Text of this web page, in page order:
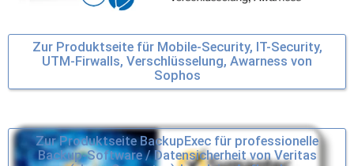
Zur Produktseite für Mobile-Security, IT-Security,
UTM-Firwalls, Verschlüsselung, Awarness von
Sophos
Zur Produktseite BackupExec für professionelle
Backup-Software / Datensicherheit von Veritas